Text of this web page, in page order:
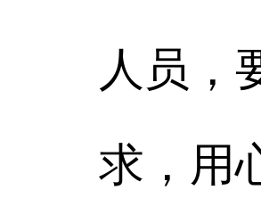
人员，
求，用